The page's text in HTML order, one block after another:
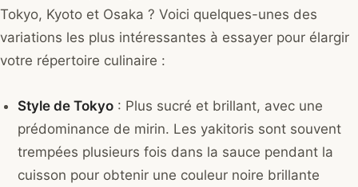
Tokyo, Kyoto et Osaka ? Voici quelques-unes des
variations les plus intéressantes à essayer pour élargir
votre répertoire culinaire :
Style de Tokyo : Plus sucré et brillant, avec une
prédominance de mirin. Les yakitoris sont souvent
trempées plusieurs fois dans la sauce pendant la
cuisson pour obtenir une couleur noire brillante